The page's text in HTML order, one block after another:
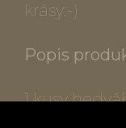
krásy:-)
Popis
1 kusy